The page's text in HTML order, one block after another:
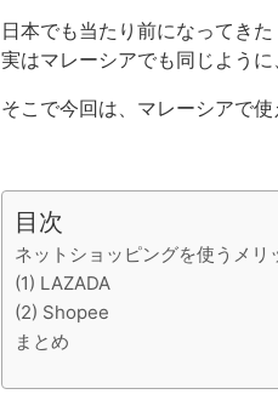
日本でも当たり前になってき
実はマレーシアでも同じよう
そこで今回は、マレーシアで
目次
ネットショッピングを使うメリ
(1) LAZADA
(2) Shopee
まとめ